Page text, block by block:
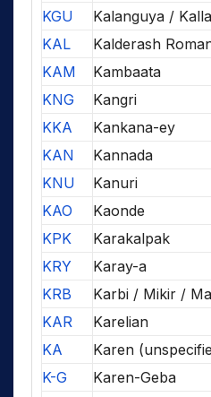
KGU
Kalanguya /
KAL
Kalderash
KAM
Kambaata
KNG
Kangri
KKA
Kankana-ey
KAN
Kannada
KNU
Kanuri
KAO
Kaonde
KPK
Karakalpak
KRY
Karay-a
KRB
Karbi / Mikir /
KAR
Karelian
KA
Karen
K-G
Karen-Geba